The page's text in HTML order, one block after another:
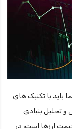
باید با تکنیک های
و تحلیل بنیادی
ارزها است، در